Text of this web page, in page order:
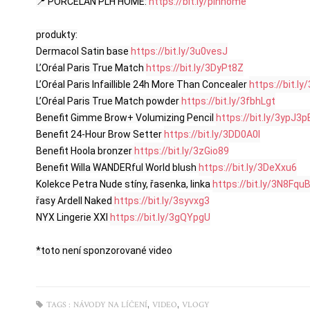
produkty:
Dermacol Satin base https://bit.ly/3u0vesJ
L’Oréal Paris True Match https://bit.ly/3DyPt8Z
L’Oréal Paris Infaillible 24h More Than Concealer https://bit.ly/
L’Oréal Paris True Match powder https://bit.ly/3fbhLgt
Benefit Gimme Brow+ Volumizing Pencil https://bit.ly/
Benefit 24-Hour Brow Setter https://bit.ly/3DD0A0I
Benefit Hoola bronzer https://bit.ly/3zGio89
Benefit Willa WANDERful World blush https://bit.ly/3DeXxu6
Kolekce Petra Nude stíny, řasenka, linka https://bit.ly/3N8FquB
řasy Ardell Naked https://bit.ly/3syvxg3
NYX Lingerie XXl https://bit.ly/3gQYpgU
*toto není sponzorované video
TAGS : NÁVODY NA LÍČENÍ, VIDEO, VLOGY